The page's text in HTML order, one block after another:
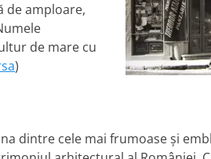
de amploare,
de mare cu
)
dintre cele mai frumoase și